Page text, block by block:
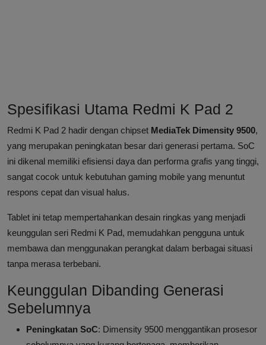
Spesifikasi Utama Redmi K Pad 2
Redmi K Pad 2 hadir dengan chipset MediaTek Dimensity 9500,
yang merupakan peningkatan besar dari generasi pertama. SoC
ini dikenal memiliki efisiensi daya dan performa grafis yang tinggi,
sangat cocok untuk kebutuhan gaming mobile yang menuntut
respons cepat dan visual halus.
Tablet ini tetap mempertahankan desain ringkas yang menjadi
keunggulan seri Redmi K Pad, memudahkan pengguna untuk
membawa dan menggunakan perangkat dalam berbagai situasi
tanpa merasa terbebani.
Keunggulan Dibanding Generasi
Sebelumnya
Peningkatan SoC: Dimensity 9500 menggantikan prosesor